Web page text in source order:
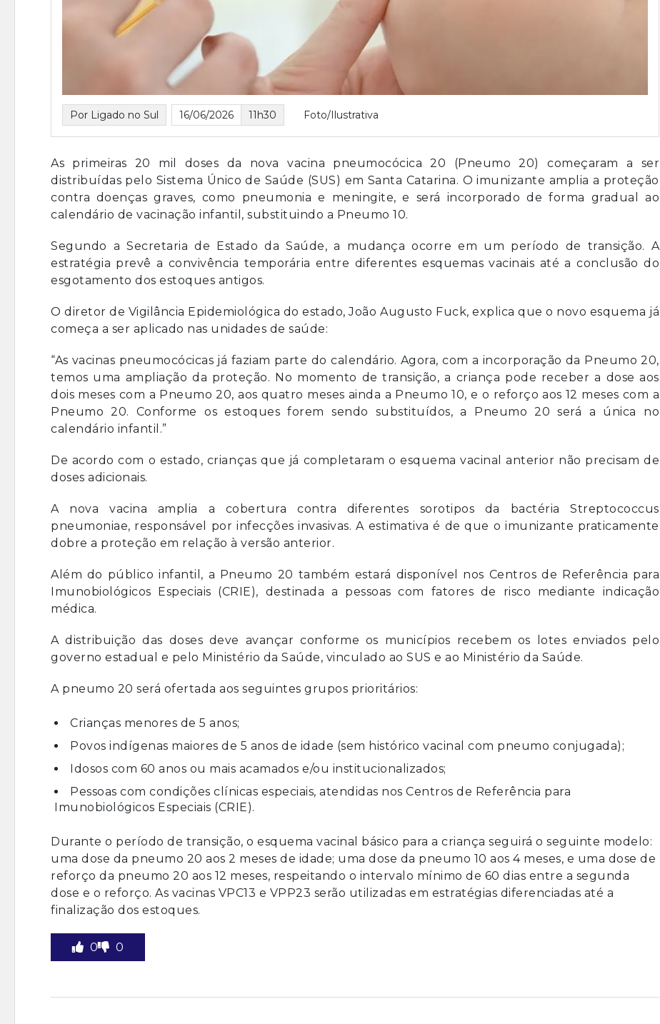
Por Ligado no Sul 16/06/2026 11h30 Foto/Ilustrativa
As primeiras 20 mil doses da nova vacina pneumocócica 20 (Pneumo 20) começaram a ser
distribuídas pelo Sistema Único de Saúde (SUS) em Santa Catarina. O imunizante amplia a proteção
contra doenças graves, como pneumonia e meningite, e será incorporado de forma gradual ao
calendário de vacinação infantil, substituindo a Pneumo 10.
Segundo a Secretaria de Estado da Saúde, a mudança ocorre em um período de transição. A
estratégia prevê a convivência temporária entre diferentes esquemas vacinais até a conclusão do
esgotamento dos estoques antigos.
O diretor de Vigilância Epidemiológica do estado,João Augusto Fuck, explica que o novo esquema já
começa a ser aplicado nas unidades de saúde:
“As vacinas pneumocócicas já faziam parte do calendário. Agora, com a incorporação da Pneumo 20,
temos uma ampliação da proteção. No momento de transição, a criança pode receber a dose aos
dois meses com a Pneumo 20, aos quatro meses ainda a Pneumo 10, e o reforço aos 12 meses com a
Pneumo 20. Conforme os estoques forem sendo substituídos, a Pneumo 20 será a única no
calendário infantil.”
De acordo com o estado, crianças que já completaram o esquema vacinal anterior não precisam de
doses adicionais.
A nova vacina amplia a cobertura contra diferentes sorotipos da bactéria Streptococcus
pneumoniae, responsável por infecções invasivas. A estimativa é de que o imunizante praticamente
dobre a proteção em relação à versão anterior.
Além do público infantil, a Pneumo 20 também estará disponível nos Centros de Referência para
Imunobiológicos Especiais (CRIE), destinada a pessoas com fatores de risco mediante indicação
médica.
A distribuição das doses deve avançar conforme os municípios recebem os lotes enviados pelo
governo estadual e pelo Ministério da Saúde, vinculado ao SUS e ao Ministério da Saúde.
A pneumo 20 será ofertada aos seguintes grupos prioritários:
Crianças menores de 5 anos;
Povos indígenas maiores de 5 anos de idade (sem histórico vacinal com pneumo conjugada);
Idosos com 60 anos ou mais acamados e/ou institucionalizados;
Pessoas com condições clínicas especiais, atendidas nos Centros de Referência para
Imunobiológicos Especiais (CRIE).
Durante o período de transição, o esquema vacinal básico para a criança seguirá o seguinte modelo:
uma dose da pneumo 20 aos 2 meses de idade; uma dose da pneumo 10 aos 4 meses, e uma dose de
reforço da pneumo 20 aos 12 meses, respeitando o intervalo mínimo de 60 dias entre a segunda
dose e o reforço. As vacinas VPC13 e VPP23 serão utilizadas em estratégias diferenciadas até a
finalização dos estoques.
0 0